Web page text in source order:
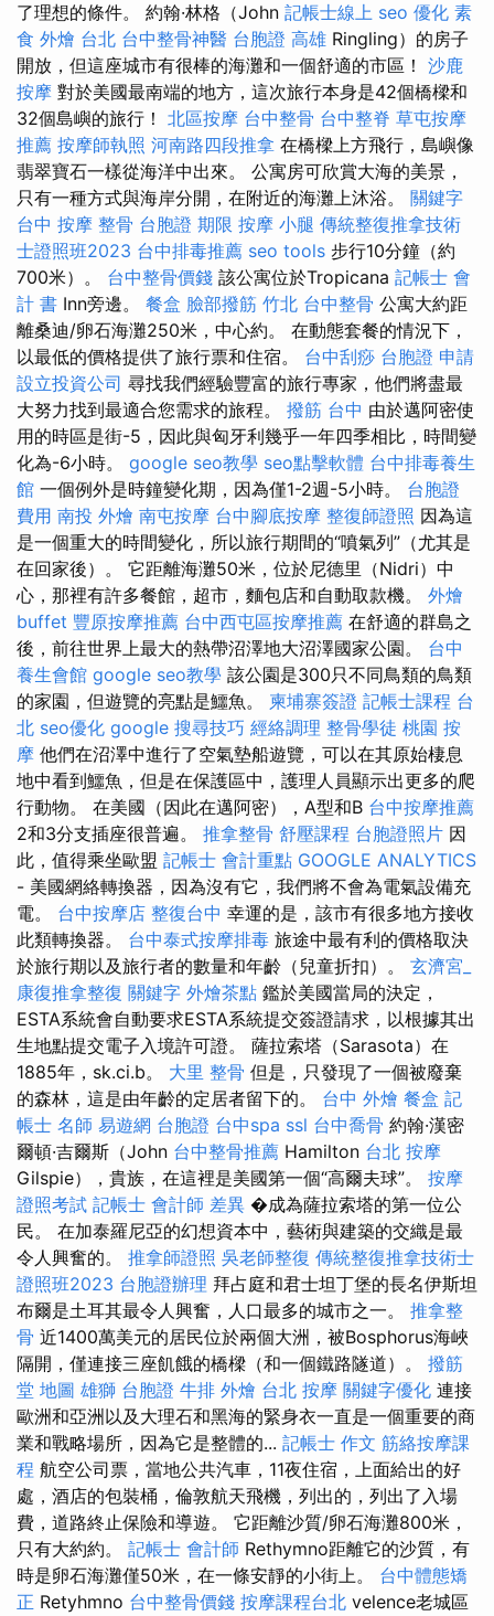
了理想的條件。 約翰·林格（John 記帳士線上 seo 優化 素
食 外燴 台北 台中整骨神醫 台胞證 高雄 Ringling）的房子
開放，但這座城市有很棒的海灘和一個舒適的市區！ 沙鹿
按摩 對於美國最南端的地方，這次旅行本身是42個橋樑和
32個島嶼的旅行！ 北區按摩 台中整骨 台中整脊 草屯按摩
推薦 按摩師執照 河南路四段推拿 在橋樑上方飛行，島嶼像
翡翠寶石一樣從海洋中出來。 公寓房可欣賞大海的美景，
只​​有一種方式與海岸分開，在附近的海灘上沐浴。 關鍵字
台中 按摩 整骨 台胞證 期限 按摩 小腿 傳統整復推拿技術
士證照班2023 台中排毒推薦 seo tools 步行10分鐘（約
700米）。 台中整骨價錢 該公寓位於Tropicana 記帳士 會
計 書 Inn旁邊。 餐盒 臉部撥筋 竹北 台中整骨 公寓大約距
離桑迪/卵石海灘250米，中心約。 在動態套餐的情況下，
以最低的價格提供了旅行票和住宿。 台中刮痧 台胞證 申請
設立投資公司 尋找我們經驗豐富的旅行專家，他們將盡最
大努力找到最適合您需求的旅程。 撥筋 台中 由於邁阿密使
用的時區是街-5，因此與匈牙利幾乎一年四季相比，時間變
化為-6小時。 google seo教學 seo點擊軟體 台中排毒養生
館 一個例外是時鐘變化期，因為僅1-2週-5小時。 台胞證
費用 南投 外燴 南屯按摩 台中腳底按摩 整復師證照 因為這
是一個重大的時間變化，所以旅行期間的“噴氣列”（尤其是
在回家後）。 它距離海灘50米，位於尼德里（Nidri）中
心，那裡有許多餐館，超市，麵包店和自動取款機。 外燴
buffet 豐原按摩推薦 台中西屯區按摩推薦 在舒適的群島之
後，前往世界上最大的熱帶沼澤地大沼澤國家公園。 台中
養生會館 google seo教學 該公園是300只不同鳥類的鳥類
的家園，但遊覽的亮點是鱷魚。 柬埔寨簽證 記帳士課程 台
北 seo優化 google 搜尋技巧 經絡調理 整骨學徒 桃園 按
摩 他們在沼澤中進行了空氣墊船遊覽，可以在其原始棲息
地中看到鱷魚，但是在保護區中，護理人員顯示出更多的爬
行動物。 在美國（因此在邁阿密），A型和B 台中按摩推薦
2和3分支插座很普遍。 推拿整骨 舒壓課程 台胞證照片 因
此，值得乘坐歐盟 記帳士 會計重點 GOOGLE ANALYTICS
- 美國網絡轉換器，因為沒有它，我們將不會為電氣設備充
電。 台中按摩店 整復台中 幸運的是，該市有很多地方接收
此類轉換器。 台中泰式按摩排毒 旅途中最有利的價格取決
於旅行期以及旅行者的數量和年齡（兒童折扣）。 玄濟宮_
康復推拿整復 關鍵字 外燴茶點 鑑於美國當局的決定，
ESTA系統會自動要求ESTA系統提交簽證請求，以根據其出
生地點提交電子入境許可證。 薩拉索塔（Sarasota）在
1885年，sk.ci.b。 大里 整骨 但是，只發現了一個被廢棄
的森林，這是由年齡的定居者留下的。 台中 外燴 餐盒 記
帳士 名師 易遊網 台胞證 台中spa ssl 台中喬骨 約翰·漢密
爾頓·吉爾斯（John 台中整骨推薦 Hamilton 台北 按摩
Gilspie），貴族，在這裡是美國第一個“高爾夫球”。 按摩
證照考試 記帳士 會計師 差異 �成為薩拉索塔的第一位公
民。 在加泰羅尼亞的幻想資本中，藝術與建築的交織是最
令人興奮的。 推拿師證照 吳老師整復 傳統整復推拿技術士
證照班2023 台胞證辦理 拜占庭和君士坦丁堡的長名伊斯坦
布爾是土耳其最令人興奮，人口最多的城市之一。 推拿整
骨 近1400萬美元的居民位於兩個大洲，被Bosphorus海峽
隔開，僅連接三座飢餓的橋樑（和一個鐵路隧道）。 撥筋
堂 地圖 雄獅 台胞證 牛排 外燴 台北 按摩 關鍵字優化 連接
歐洲和亞洲以及大理石和黑海的緊身衣一直是一個重要的商
業和戰略場所，因為它是整體的... 記帳士 作文 筋絡按摩課
程 航空公司票，當地公共汽車，11夜住宿，上面給出的好
處，酒店的包裝桶，倫敦航天飛機，列出的，列出了入場
費，道路終止保險和導遊。 它距離沙質/卵石海灘800米，
只有大約約。 記帳士 會計師 Rethymno距離它的沙質，有
時是卵石海灘僅50米，在一條安靜的小街上。 台中體態矯
正 Retyhmno 台中整骨價錢 按摩課程台北 velence老城區